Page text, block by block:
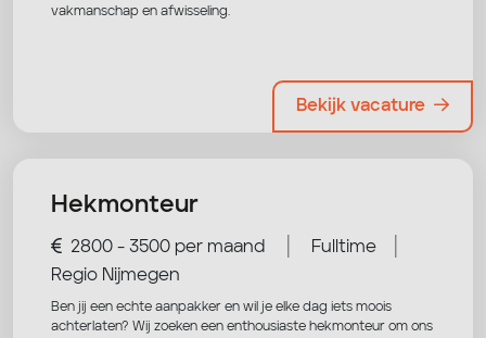
vakmanschap en afwisseling.
Bekijk vacature
Hekmonteur
2800 - 3500 per maand Fulltime
Regio Nijmegen
Ben jij een echte aanpakker en wil je elke dag iets moois
achterlaten? Wij zoeken een enthousiaste hekmonteur om ons